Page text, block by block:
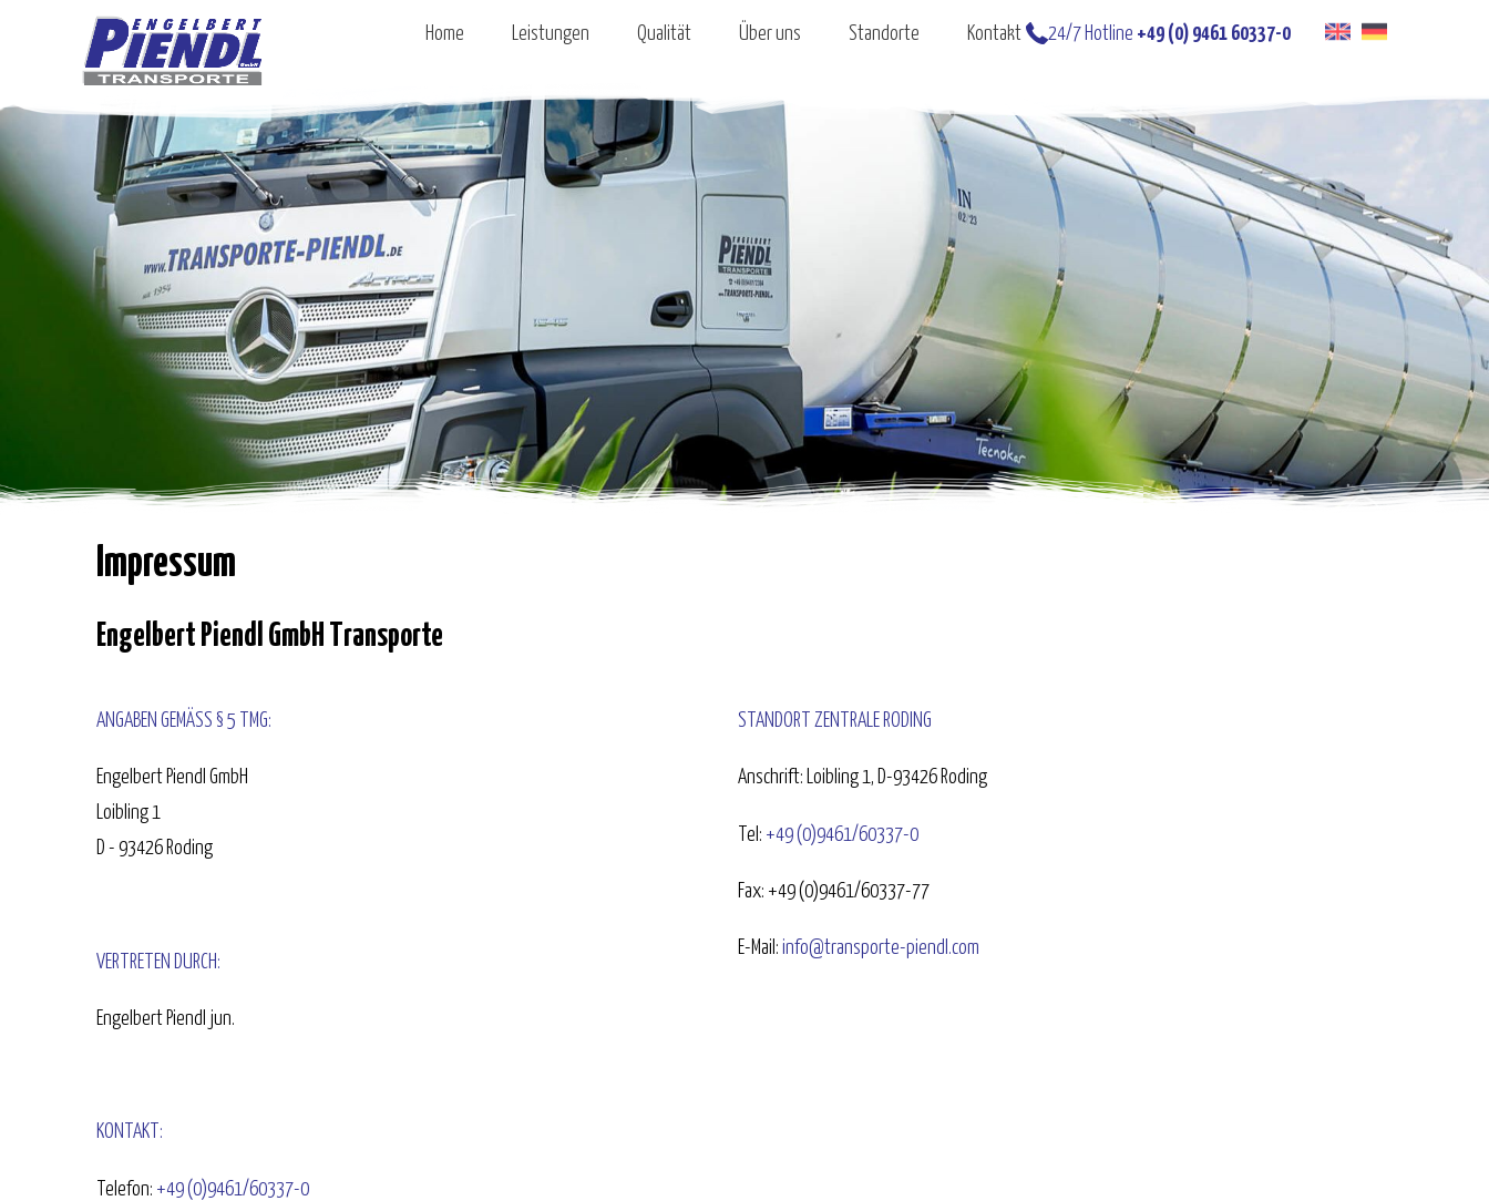
Home Leistungen Qualität Über uns Standorte Kontakt 24/7 Hotline +49 (0) 9461 60337-0
EN DE
Impressum
Engelbert Piendl GmbH Transporte
ANGABEN GEMÄSS § 5 TMG:
Engelbert Piendl GmbH
Loibling 1
D - 93426 Roding
VERTRETEN DURCH:
Engelbert Piendl jun.
KONTAKT:
Telefon: +49 (0)9461/60337-0
STANDORT ZENTRALE RODING
Anschrift: Loibling 1, D-93426 Roding
Tel: +49 (0)9461/60337-0
Fax: +49 (0)9461/60337-77
E-Mail:info@transporte-piendl.com